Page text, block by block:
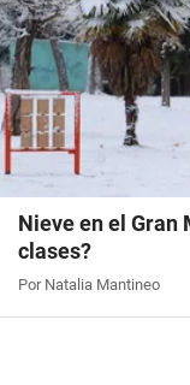
Nieve en el Gran
clases?
Por Natalia Mantineo